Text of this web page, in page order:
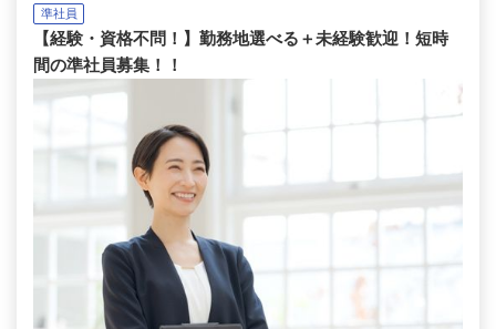
準社員
【経験・資格不問！】勤務地選べる＋未経験歓迎！短時
間の準社員募集！！